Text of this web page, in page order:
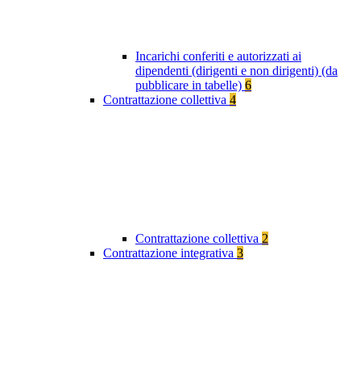
Incarichi conferiti e autorizzati ai
dipendenti (dirigenti e non dirigenti) (da
pubblicare in tabelle) 6
Contrattazione collettiva 4
Contrattazione collettiva 2
Contrattazione integrativa 3